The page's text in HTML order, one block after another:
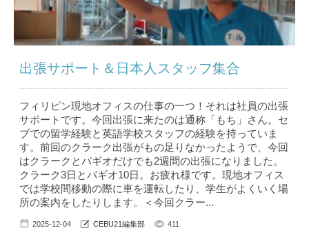
出張サポート＆日本人スタッフ集合
フィリピン現地オフィスの仕事の一つ！それは社員の出張
サポートです。今回出張に来たのは通称「もち」さん。セ
ブでの留学経験と英語学校スタッフの経験を持っていま
す。前回のクラーク出張がもの足りなかったようで、今回
はクラークとバギオだけでも2週間の出張になりました。
クラーク3日とバギオ10日。お疲れ様です。現地オフィス
では学校間移動の際に車を運転したり、学生がよくいく場
所の案内をしたりします。＜今回クラー...
2025-12-04 CEBU21編集部 411